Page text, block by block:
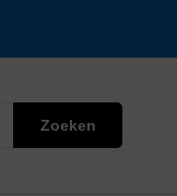
Zoeken